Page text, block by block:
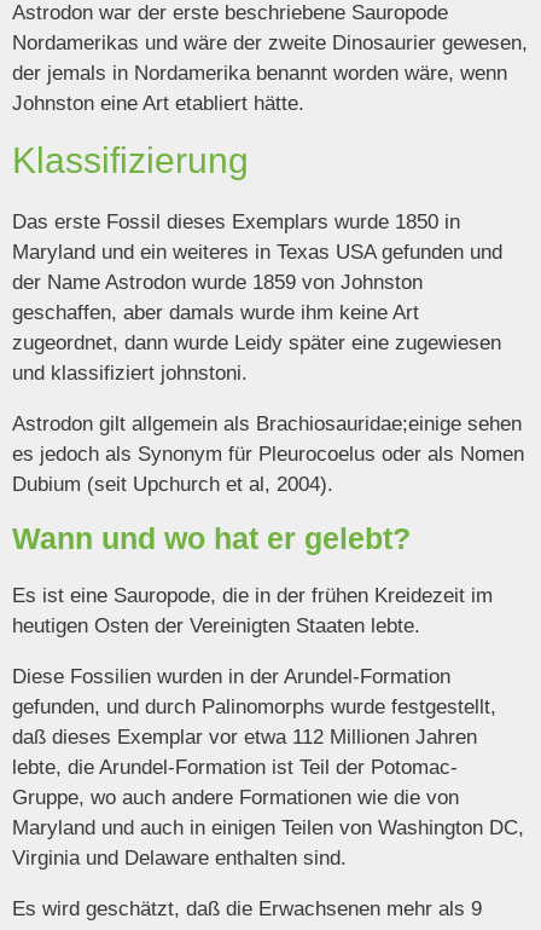
Astrodon war der erste beschriebene Sauropode
Nordamerikas und wäre der zweite Dinosaurier gewesen,
der jemals in Nordamerika benannt worden wäre, wenn
Johnston eine Art etabliert hätte.
Klassifizierung
Das erste Fossil dieses Exemplars wurde 1850 in
Maryland und ein weiteres in Texas USA gefunden und
der Name Astrodon wurde 1859 von Johnston
geschaffen, aber damals wurde ihm keine Art
zugeordnet, dann wurde Leidy später eine zugewiesen
und klassifiziert johnstoni.
Astrodon gilt allgemein als Brachiosauridae;einige sehen
es jedoch als Synonym für Pleurocoelus oder als Nomen
Dubium (seit Upchurch et al, 2004).
Wann und wo hat er gelebt?
Es ist eine Sauropode, die in der frühen Kreidezeit im
heutigen Osten der Vereinigten Staaten lebte.
Diese Fossilien wurden in der Arundel-Formation
gefunden, und durch Palinomorphs wurde festgestellt,
daß dieses Exemplar vor etwa 112 Millionen Jahren
lebte, die Arundel-Formation ist Teil der Potomac-
Gruppe, wo auch andere Formationen wie die von
Maryland und auch in einigen Teilen von Washington DC,
Virginia und Delaware enthalten sind.
Es wird geschätzt, daß die Erwachsenen mehr als 9